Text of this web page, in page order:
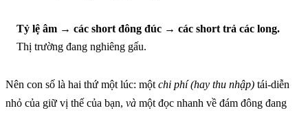
Tỷ lệ âm → các short đông đúc → các short trả các long.
Thị trường đang nghiêng gấu.
Nên con số là hai thứ một lúc: một chi phí (hay thu nhập) tái-diễn
nhỏ của giữ vị thế của bạn, và một đọc nhanh về đám đông đang